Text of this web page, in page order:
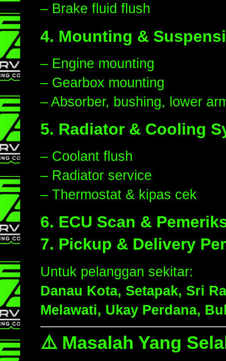
– Brake fluid flush
4. Mounting &
– Engine mounting
– Gearbox mounting
– Absorber, bushing, lower
5. Radiator & Cooling
– Coolant flush
– Radiator service
– Thermostat & kipas cek
6. ECU Scan &
7. Pickup & Delivery
Untuk pelanggan sekitar:
Danau Kota, Setapak, Sri
Melawati, Ukay Perdana,
⚠️ Masalah Yang